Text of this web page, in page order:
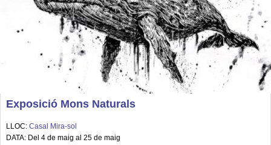
Exposició Mons Naturals
LLOC: Casal Mira-sol
DATA: Del 4 de maig al 25 de maig